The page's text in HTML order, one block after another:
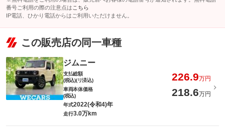
番号ご利用の際の注意点は こちら
IP電話、ひかり電話からはご利用いただけません。
この販売店の同一車種
ジムニー
支払総額
(税込)(リ済込)
226.9万円
車両本体価格
(税込)
218.6万円
年式2022(令和4)年
走行3.0万km